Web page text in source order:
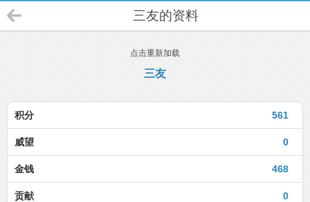
三友的资料
点击重新加载
三友
561
积分
0
威望
468
金钱
0
贡献